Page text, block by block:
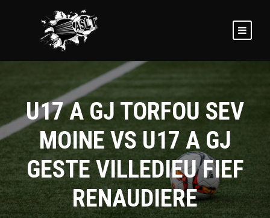
U17 A GJ TORFOU SEV
MOINE VS U17 A GJ
GESTE VILLEDIEU FIEF
RENAUDIERE